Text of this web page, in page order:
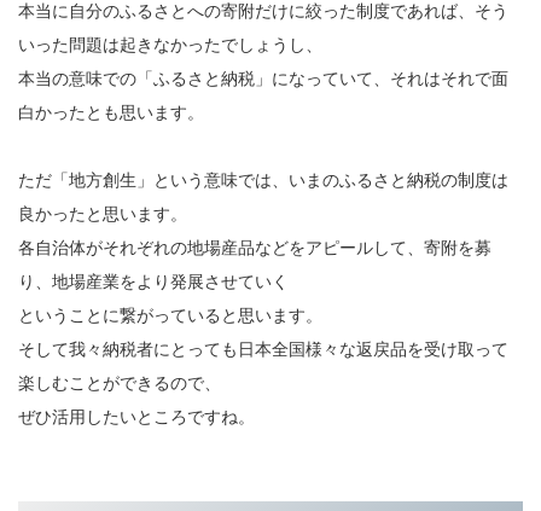
本当に自分のふるさとへの寄附だけに絞った制度であれば、そう
いった問題は起きなかったでしょうし、
本当の意味での「ふるさと納税」になっていて、それはそれで面
白かったとも思います。
ただ「地方創生」という意味では、いまのふるさと納税の制度は
良かったと思います。
各自治体がそれぞれの地場産品などをアピールして、寄附を募
り、地場産業をより発展させていく
ということに繋がっていると思います。
そして我々納税者にとっても日本全国様々な返戻品を受け取って
楽しむことができるので、
ぜひ活用したいところですね。